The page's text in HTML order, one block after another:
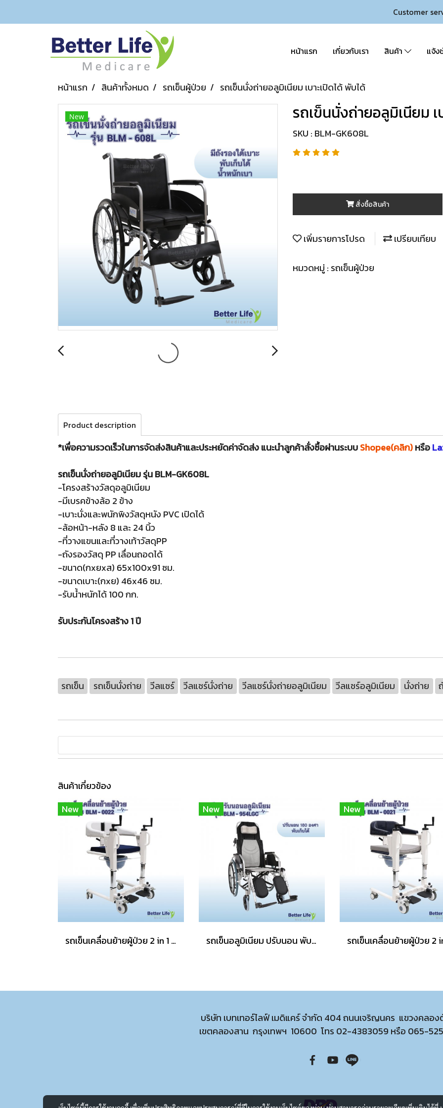
Customer
หน้าแรก เกี่ยวกับเรา สินค้า แจ้ง
หน้าแรก สินค้าทั้งหมด รถเข็นผู้ป่วย รถเข็นนั่งถ่ายอลูมิเนียม เบาะเปิดได้ พับได้
New รถเข็นนั่งถ่ายอลูมิเนียม เ
SKU : BLM-GK608L
สั่งซื้อสินค้า
เพิ่มรายการโปรด เปรียบเทียบ
หมวดหมู่ : รถเข็นผู้ป่วย
Product description
*เพื่อความรวดเร็วในการจัดส่งสินค้าและประหยัดค่าจัดส่ง แนะนำลูกค้าสั่งซื้อผ่านระบบShopee(คลิก)หรือ
รถเข็นนั่งถ่ายอลูมิเนียม รุ่น BLM-GK608L
-โครงสร้างวัสดุอลูมิเนียม
-มีเบรคข้างล้อ 2 ข้าง
-เบาะนั่งและพนักพิงวัสดุหนัง PVC เปิดได้
-ล้อหน้า-หลัง 8 และ 24 นิ้ว
-ที่วางแขนและที่วางเท้าวัสดุPP
-ถังรองวัสดุ PP เลื่อนถอดได้
-ขนาด(กxยxส) 65x100x91 ซม.
-ขนาดเบาะ(กxย) 46x46 ซม.
-รับน้ำหนักได้ 100 กก.
รับประกันโครงสร้าง 1 ปี
รถเข็น รถเข็นนั่งถ่าย วีลแชร์ วีลแชร์นั่งถ่าย วีลแชร์นั่งถ่ายอลูมิเนียม วีลแชร์อลูมิเนียม นั่งถ่าย
สินค้าเกี่ยวข้อง
New
รถเข็นเคลื่อนย้ายผู้ป่วย 2 in 1 อุปกรณ์เคลื่อนย้ายผู้ป่วยติดเตียง รถเข็นสำหรับผู้ป่วยติดเตียง
New
รถเข็นอลูมิเนียม ปรับนอน พับได้
New
บริษัท เบทเทอร์ไลฟ์ เมดิแคร์ จำกัด 404 ถนนเจริญนคร แขวงคลอง
เขตคลองสาน กรุงเทพฯ 10600 โทร 02-4383059 หรือ 065-